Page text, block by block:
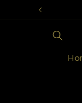
naar de